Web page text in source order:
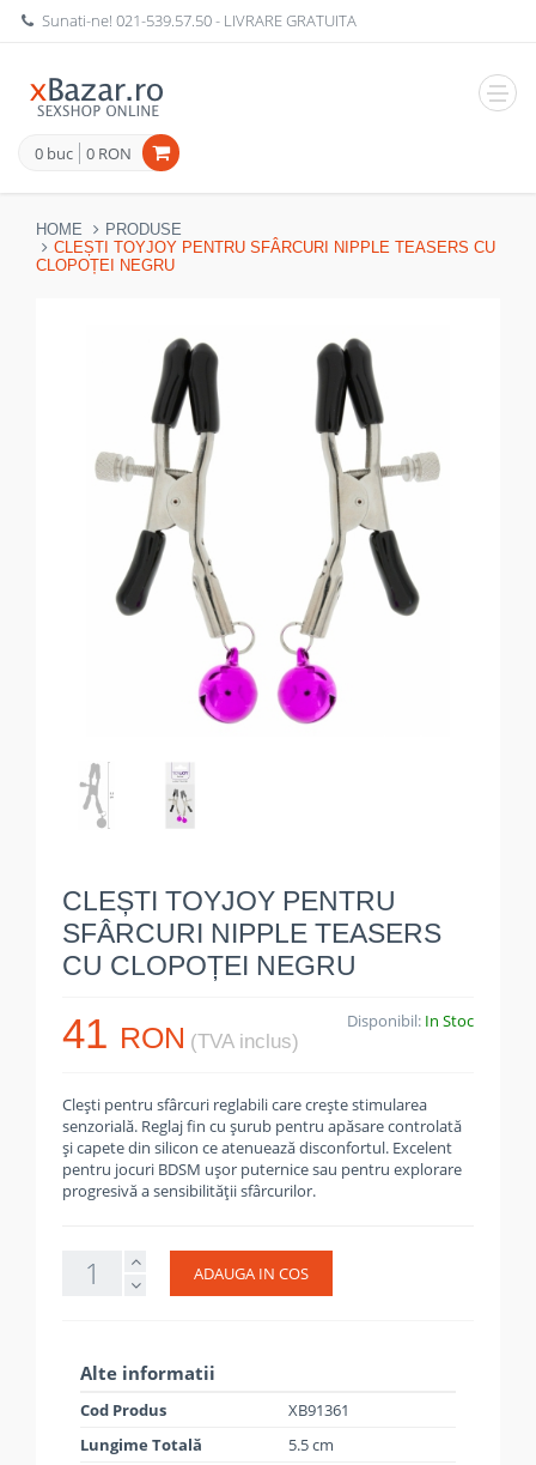
Sunati-ne!021-539.57.50- LIVRARE GRATUITA
0 buc 0 RON
HOME
PRODUSE
CLEȘTI TOYJOY PENTRU SFÂRCURI NIPPLE TEASERS CU
CLOPOȚEI NEGRU
CLEȘTI TOYJOY PENTRU
SFÂRCURI NIPPLE TEASERS
CU CLOPOȚEI NEGRU
41 RON (TVA inclus)
Disponibil: In Stoc
Clești pentru sfârcuri reglabili care crește stimularea
senzorială. Reglaj fin cu șurub pentru apăsare controlată
și capete din silicon ce atenuează disconfortul. Excelent
pentru jocuri BDSM ușor puternice sau pentru explorare
progresivă a sensibilității sfârcurilor.
ADAUGA IN COS
Alte informatii
Cod Produs
XB91361
Lungime Totală
5.5 cm